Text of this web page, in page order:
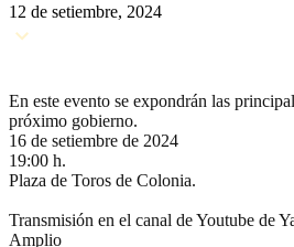
12 de setiembre, 2024
En este evento se expondrán las
próximo gobierno.
16 de setiembre de 2024
19:00 h.
Plaza de Toros de Colonia.
Transmisión en el canal de Youtube de
Amplio